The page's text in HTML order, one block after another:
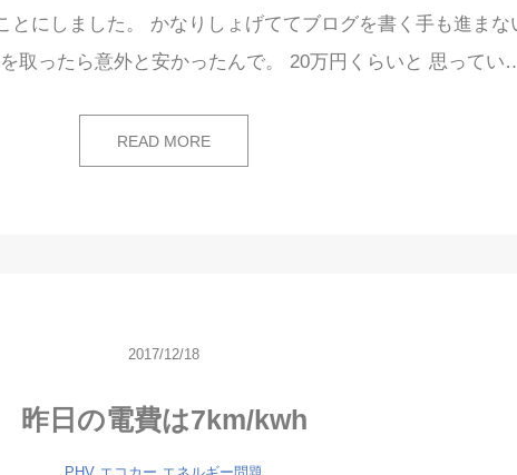
とにしました。 かなりしょげててブログを書く手も進まな
取ったら意外と安かったんで。 20万円くらいと 思ってい
READ MORE
2017/12/18
昨日の電費は7km/kwh